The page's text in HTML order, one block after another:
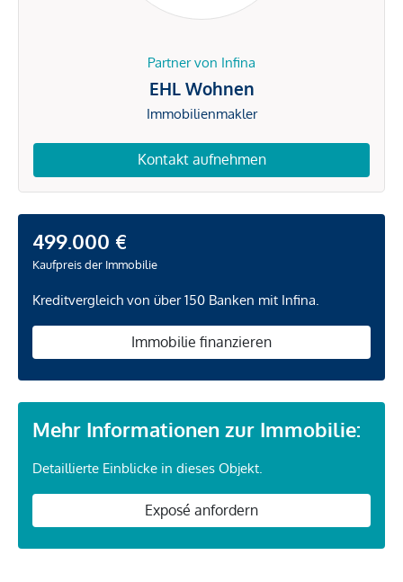
Partner von Infina
EHL Wohnen
Immobilienmakler
Kontakt aufnehmen
499.000 €
Kaufpreis der Immobilie
Kreditvergleich von über 150 Banken mit Infina.
Immobilie finanzieren
Mehr Informationen zur Immobilie:
Detaillierte Einblicke in dieses Objekt.
Exposé anfordern